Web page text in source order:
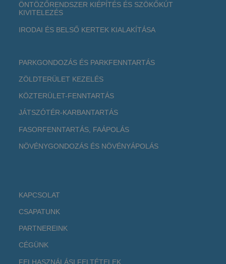
ÖNTÖZŐRENDSZER KIÉPÍTÉS ÉS SZÖKŐKÚT
KIVITELEZÉS
IRODAI ÉS BELSŐ KERTEK KIALAKÍTÁSA
PARKGONDOZÁS ÉS PARKFENNTARTÁS
ZÖLDTERÜLET KEZELÉS
KÖZTERÜLET-FENNTARTÁS
JÁTSZÓTÉR-KARBANTARTÁS
FASORFENNTARTÁS, FAÁPOLÁS
NÖVÉNYGONDOZÁS ÉS NÖVÉNYÁPOLÁS
KAPCSOLAT
CSAPATUNK
PARTNEREINK
CÉGÜNK
FELHASZNÁLÁSI FELTÉTELEK